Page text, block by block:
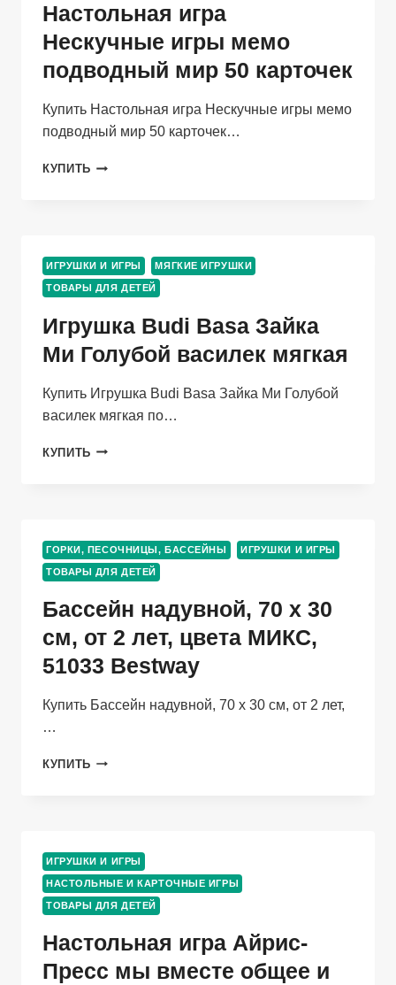
Настольная игра
Нескучные игры мемо
подводный мир 50 карточек
Купить Настольная игра Нескучные игры мемо
подводный мир 50 карточек…
КУПИТЬ НАСТОЛЬНАЯ
ПОДВОДНЫЙ
МИР
50
ИГРУШКИ И ИГРЫ МЯГКИЕ ИГРУШКИ
ТОВАРЫ ДЛЯ ДЕТЕЙ
Игрушка Budi Basa Зайка
Ми Голубой василек мягкая
Купить Игрушка Budi Basa Зайка Ми Голубой
василек мягкая по…
КУПИТЬ ИГРУШКА
ВАСИЛЕК
МЯГКАЯ
ГОРКИ, ПЕСОЧНИЦЫ, БАССЕЙНЫ ИГРУШКИ И ИГРЫ
ТОВАРЫ ДЛЯ ДЕТЕЙ
Бассейн надувной, 70 х 30
см, от 2 лет, цвета МИКС,
51033 Bestway
Купить Бассейн надувной, 70 х 30 см, от 2 лет,
…
КУПИТЬ БАССЕЙН
ОТ
2
ЛЕТ,
МИКС,
BESTWAY
ИГРУШКИ И ИГРЫ
НАСТОЛЬНЫЕ И КАРТОЧНЫЕ ИГРЫ
ТОВАРЫ ДЛЯ ДЕТЕЙ
Настольная игра Айрис-
Пресс мы вместе общее и